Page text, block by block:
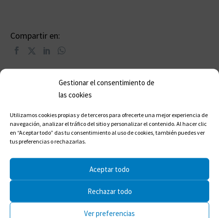
Gestionar el consentimiento de
las cookies
Utilizamos cookies propias y de terceros para ofrecerte una mejor experiencia de
navegación, analizar el tráfico del sitio y personalizar el contenido. Al hacer clic
en “Aceptar todo” das tu consentimiento al uso de cookies, también puedes ver
tus preferencias o rechazarlas.
Aceptar todo
Rechazar todo
Ver preferencias
Compartir en: